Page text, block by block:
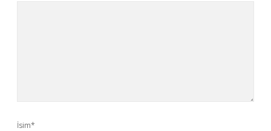
İsim*